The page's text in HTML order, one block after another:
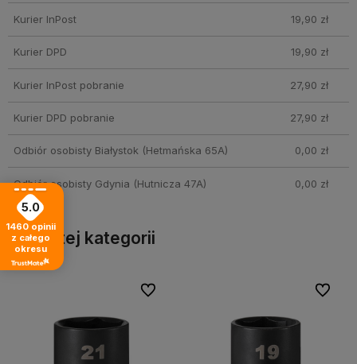
Kurier InPost 19,90 zł
Kurier DPD 19,90 zł
Kurier InPost pobranie 27,90 zł
Kurier DPD pobranie 27,90 zł
Odbiór osobisty Białystok(Hetmańska 65A) 0,00 zł
Odbiór osobisty Gdynia (Hutnicza 47A) 0,00 zł
Inne z tej kategorii
Do ulubionych
Do ulubionych Do
Do
5.0
1460 opinii
z całego
okresu